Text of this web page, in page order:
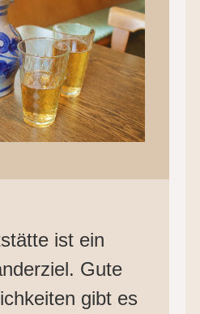
ist ein
Gute
gibt es